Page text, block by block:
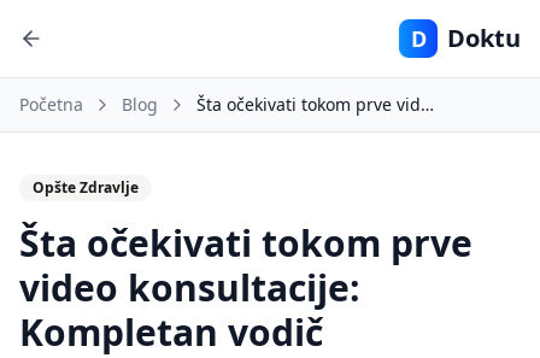
D Doktu
Početna Blog Šta očekivati tokom prve video konsultacije: Kompletan vodič
Opšte Zdravlje
Šta očekivati tokom prve
video konsultacije:
Kompletan vodič